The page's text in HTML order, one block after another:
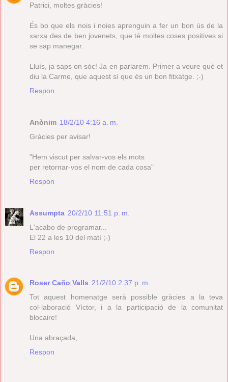
Patrici, moltes gràcies!
És bo que els nois i noies aprenguin a fer un bon ús de la
xarxa des de ben jovenets, que té moltes coses positives si
se sap manegar.
Lluís, ja saps on sóc! Ja en parlarem. Primer a veure què et
diu la Carme, que aquest sí que és un bon fitxatge. ;-)
Respon
Anònim 18/2/10 4:16 a. m.
Gràcies per avisar!
"Hem viscut per salvar-vos els mots
per retornar-vos el nom de cada cosa"
Respon
Assumpta 20/2/10 11:51 p. m.
L'acabo de programar...
El 22 a les 10 del matí ;-)
Respon
Roser Caño Valls 21/2/10 2:37 p. m.
Tot aquest homenatge serà possible gràcies a la teva
col·laboració Víctor, i a la participació de la comunitat
blocaire!
Una abraçada,
Respon